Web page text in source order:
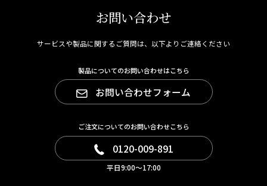
お問い合わせ
サービスや製品に関するご質問は、以下よりご連絡ください
製品についてのお問い合わせはこちら
お問い合わせフォーム
ご注文についてのお問い合わせこちら
0120-009-891
平日9:00～17:00